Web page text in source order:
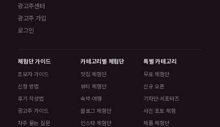
광고주센터
광고주 가입
로그인
체험단 가이드
초보자 가이드
신청 방법
후기 작성법
광고주 가이드
자주 묻는 질문
카테고리별 체험단
맛집 체험단
뷰티 체험단
숙박·여행
블로그 체험단
인스타 체험단
특별 카테고리
무료 체험단
신규 오픈
기자단·서포터즈
사진·포토 체험
제품 체험단